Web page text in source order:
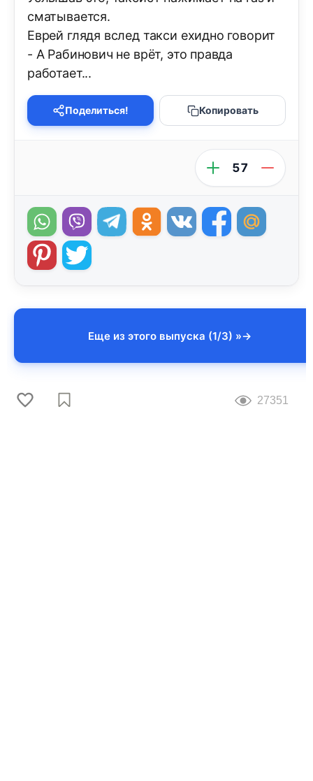
сматывается.
Еврей глядя вслед такси ехидно говорит
- А Рабинович не врёт, это правда
работает...
Поделиться! Копировать
57
Еще из этого выпуска (1/3) »
27351